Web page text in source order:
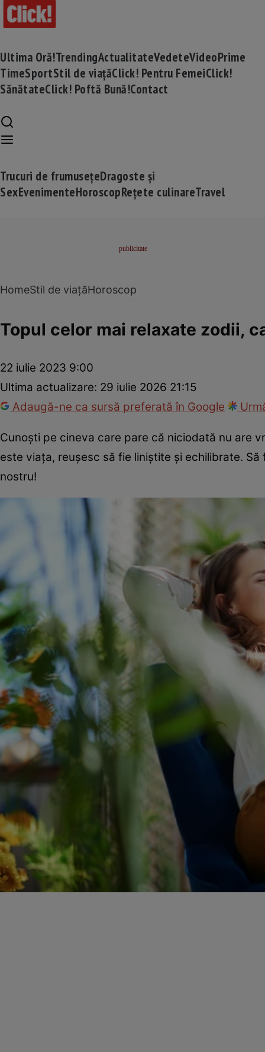
Ultima Oră!TrendingActualitateVedeteVideoPrime
TimeSportStil de viațăClick! Pentru FemeiClick!
SănătateClick! Poftă Bună!Contact
Trucuri de frumusețeDragoste și
SexEvenimenteHoroscopRețete culinareTravel
HomeStil de viațăHoroscop
Topul celor mai relaxate zodii,
22 iulie 2023 9:00
Ultima actualizare: 29 iulie 2026 21:15
Adaugă-ne ca sursă preferată în Google
Cunoști pe cineva care pare că niciodată nu are
este viața, reușesc să fie liniștite și echilibrate.
nostru!